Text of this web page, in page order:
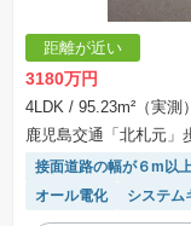
距離が近い
3180万円
4LDK / 95.23m²（実測）
鹿児島交通「北札元」
接面道路の幅が６m以
オール電化
システム